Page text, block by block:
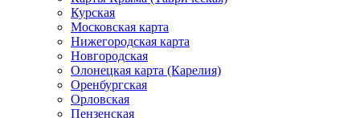
Курская
Московская карта
Нижегородская карта
Новгородская
Олонецкая карта (Карелия)
Оренбургская
Орловская
Пензенская